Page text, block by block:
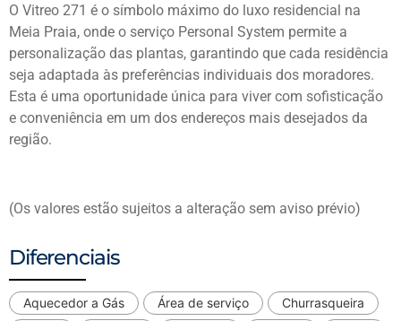
O Vitreo 271 é o símbolo máximo do luxo residencial na
Meia Praia, onde o serviço Personal System permite a
personalização das plantas, garantindo que cada residência
seja adaptada às preferências individuais dos moradores.
Esta é uma oportunidade única para viver com sofisticação
e conveniência em um dos endereços mais desejados da
região.
(Os valores estão sujeitos a alteração sem aviso prévio)
Diferenciais
Aquecedor a Gás Área de serviço
Churrasqueira